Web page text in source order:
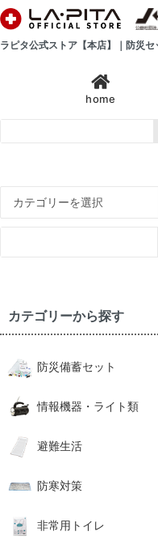
ラピタ公式ストア【本店】｜防災
home
カテゴリーから探す
防災備蓄セット
情報機器・ライト類
避難生活
防寒対策
非常用トイレ